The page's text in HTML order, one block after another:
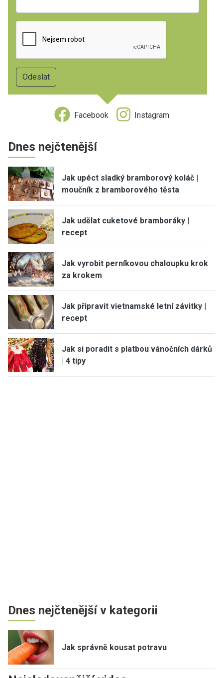
Facebook Instagram
Dnes nejčtenější
Jak upéct sladký bramborový koláč |
moučník z bramborového těsta
Jak udělat cuketové bramboráky |
recept
Jak vyrobit perníkovou chaloupku krok
za krokem
Jak připravit vietnamské letní závitky |
recept
Jak si poradit s platbou vánočních dárků
| 4 tipy
Dnes nejčtenější v kategorii
Jak správně kousat potravu